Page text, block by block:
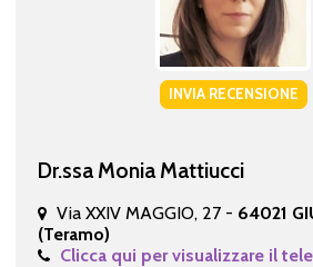
INVIA RECENSIONE
Dr.ssa Monia Mattiucci
Via XXIV MAGGIO, 27 - 64021
(Teramo)
Clicca qui per visualizzare il